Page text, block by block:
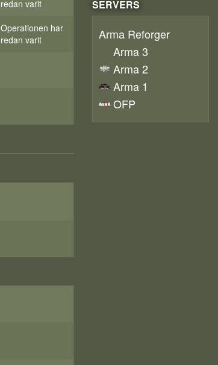
redan varit
Operationen har
redan varit
SERVERS
Arma Reforger
Arma 3
Arma 2
Arma 1
OFP